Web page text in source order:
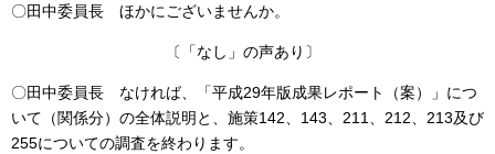
〇田中委員長 ほかにございませんか。
〔「なし」の声あり〕
〇田中委員長 なければ、「平成29年版成果レポート（案）」につ
いて（関係分）の全体説明と、施策142、143、211、212、213及び
255についての調査を終わります。